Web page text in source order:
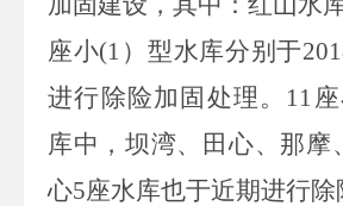
座小(1 ）型水库分别于
进行除险加固处理。 11
库中，坝湾、田心、那摩
心5座水库也于近期进行除